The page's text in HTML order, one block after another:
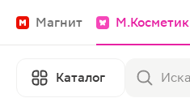
Магнит М.Косметик
Каталог